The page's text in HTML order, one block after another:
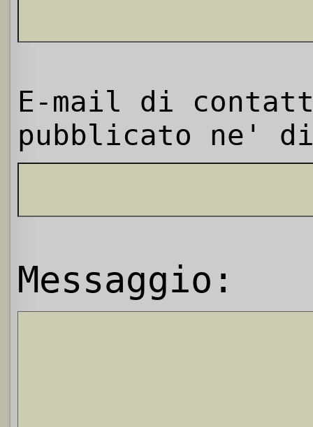
E-mail di
pubblicato ne'
Messaggio: